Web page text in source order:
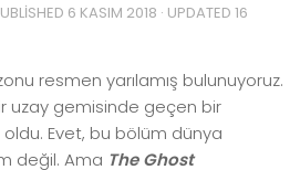
6 KASIM 2018 · UPDATED 16
resmen yarılamış bulunuyoruz.
uzay gemisinde geçen bir
Evet, bu bölüm dünya
değil. Ama The Ghost